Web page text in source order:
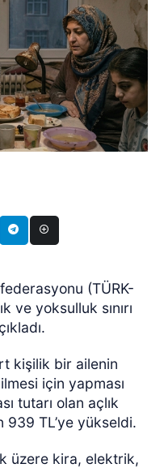
(TÜRK-
ve yoksulluk sınırı
kişilik bir ailenin
için yapması
tutarı olan açlık
939 TL’ye yükseldi.
üzere kira, elektrik,